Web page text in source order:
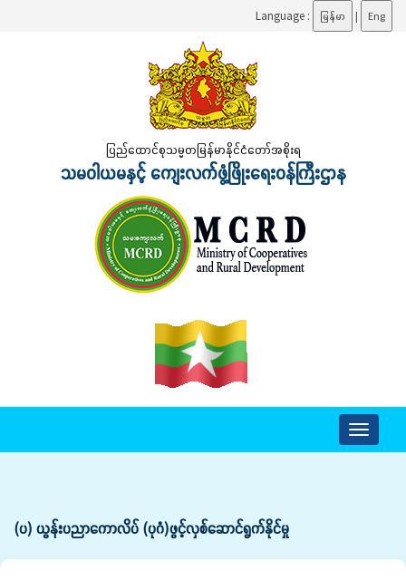
Language : မြန်မာ | Eng
ပြည်ထောင်စုသမ္မတမြန်မာနိုင်ငံတော်အစိုးရ
သမဝါယမနှင့် ကျေးလက်ဖွံ့ဖြိုးရေးဝန်ကြီးဌာန
Toggle
(ပ) ယွန်းပညာကောလိပ် (ပုဂံ)ဖွင့်လှစ်ဆောင်ရွက်နိုင်မှု